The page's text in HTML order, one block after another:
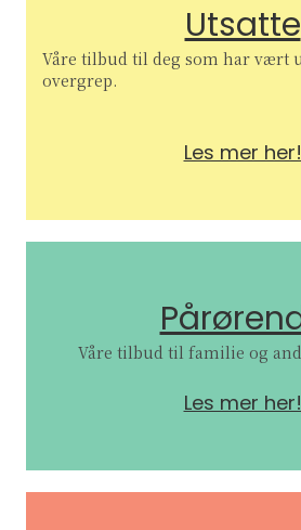
Utsatte
Våre tilbud til deg som har vært
overgrep.
Les mer her!
Våre tilbud til familie og
Les mer her!